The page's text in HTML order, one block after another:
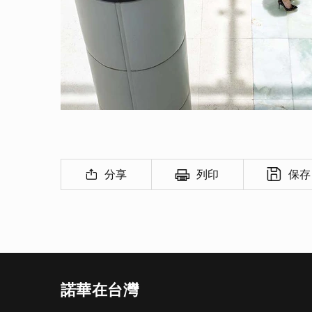
分享 列印 保存
諾華在台灣